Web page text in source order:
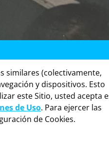
similares (colectivamente,
y dispositivos. Esto
este Sitio, usted acepta
de Uso. Para ejercer las
de Cookies.